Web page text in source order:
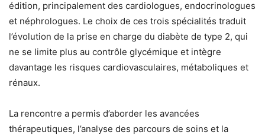
édition, principalement des cardiologues, endocrinologues
et néphrologues. Le choix de ces trois spécialités traduit
l’évolution de la prise en charge du diabète de type 2, qui
ne se limite plus au contrôle glycémique et intègre
davantage les risques cardiovasculaires, métaboliques et
rénaux.
La rencontre a permis d’aborder les avancées
thérapeutiques, l’analyse des parcours de soins et la